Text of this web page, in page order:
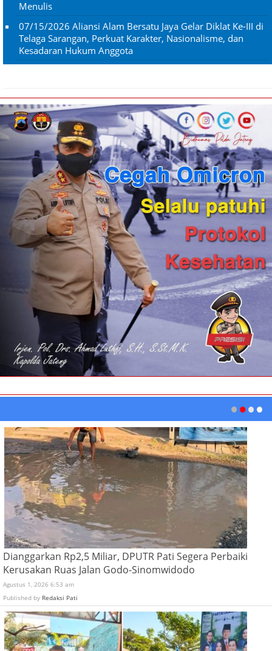
Menulis
07/15/2026 Aliansi Alam Bersatu Jaya Gelar Diklat Ke-III di
Telaga Sarangan, Perkuat Karakter, Nasionalisme, dan
Kesadaran Hukum Anggota
Dianggarkan Rp2,5 Miliar, DPUTR Pati Segera Perbaiki
Kerusakan Ruas Jalan Godo-Sinomwidodo
Agustus 1, 2026 6:53 am
Published by Redaksi Pati